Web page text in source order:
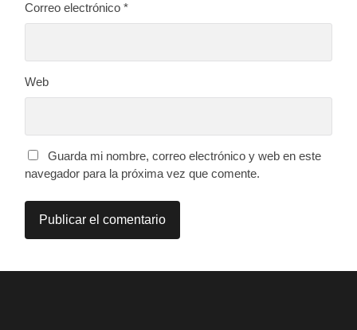
Correo electrónico*
Web
Guarda mi nombre, correo electrónico y web en este
navegador para la próxima vez que comente.